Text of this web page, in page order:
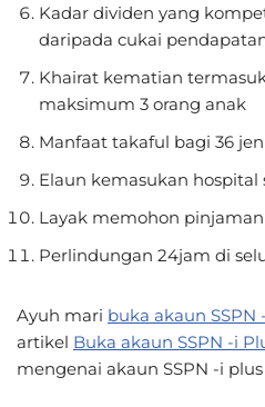
Kadar dividen yang
daripada cukai
Khairat kematian
maksimum 3 orang anak
Manfaat takaful bagi 36
Elaun kemasukan hospital
Layak memohon pinjaman
Perlindungan 24jam di
Ayuh mari buka akaun SSPN
artikel Buka akaun SSPN -i
mengenai akaun SSPN -i plus